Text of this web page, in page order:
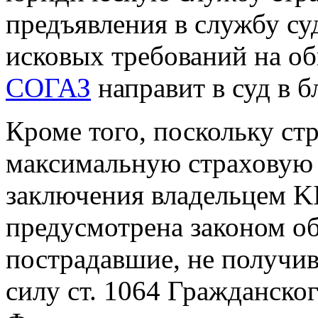
предъявления в службу
исковых требований на
СОГАЗ направит в суд в
Кроме того, поскольку
максимальную
заключения владельцем
предусмотрена законом
пострадавшие, не
силу ст. 1064